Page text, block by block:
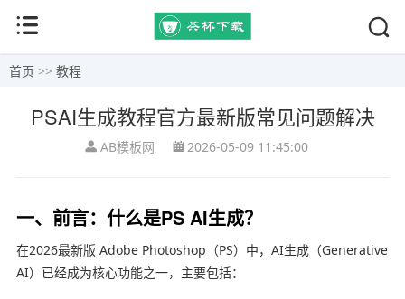
首页 >> 教程
PSAI生成教程官方最新版常见问题解决
AB模板网 2026-05-09 11:45:00
一、前言：什么是PS AI生成？
在2026最新版 Adobe Photoshop（PS）中，AI生成（Generative
AI）已经成为核心功能之一，主要包括：